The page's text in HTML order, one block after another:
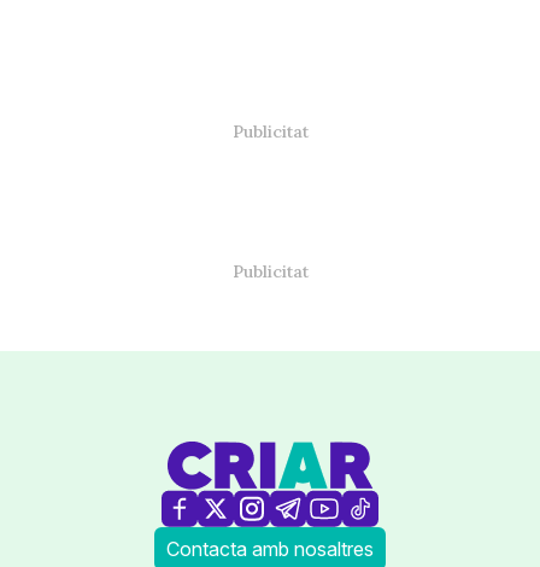
Contacta amb nosaltres